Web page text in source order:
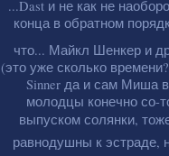
...Dast и не как не
конца в обратном
что... Майкл Шенкер и
(это уже сколько
Sinner да и сам Миша
молодцы конечно со-
выпуском солянки,
равнодушны к эстраде,